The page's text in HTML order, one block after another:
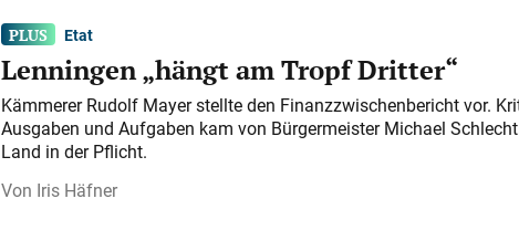
Etat
Lenningen „hängt am Tropf Dritter“
Kämmerer Rudolf Mayer stellte den Finanzzwischenbericht vor.
Ausgaben und Aufgaben kam von Bürgermeister Michael
Land in der Pflicht.
Iris Häfner